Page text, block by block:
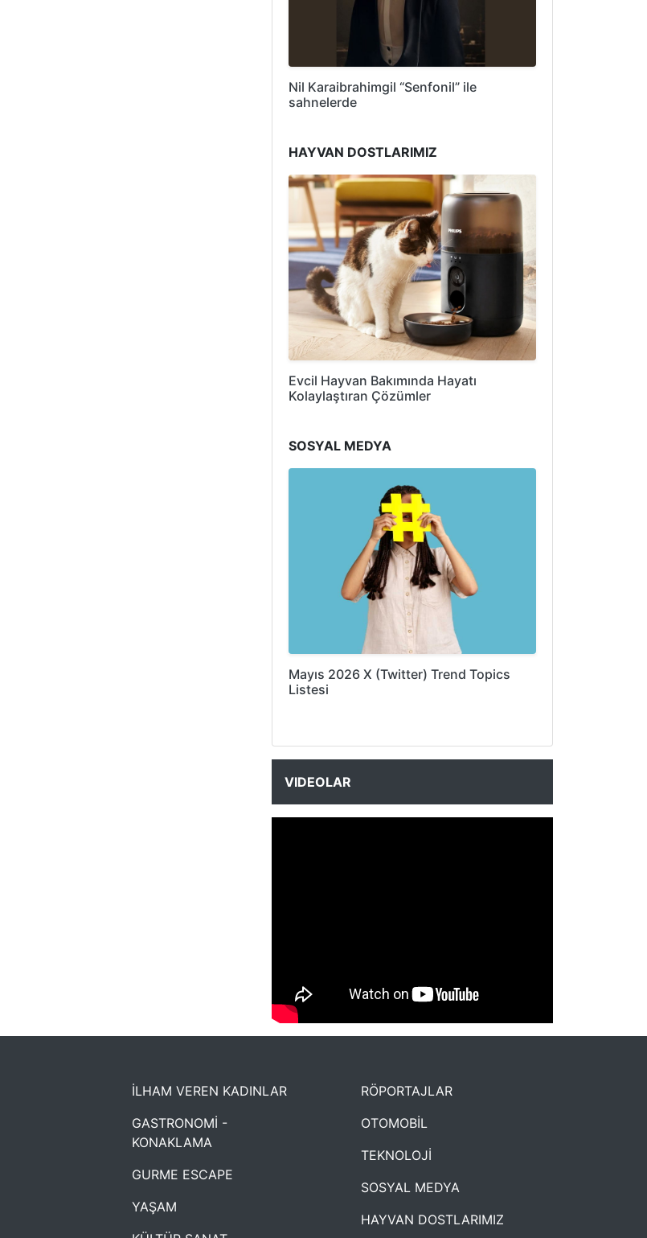
Nil Karaibrahimgil “Senfonil” ile
sahnelerde
HAYVAN DOSTLARIMIZ
Evcil Hayvan Bakımında Hayatı
Kolaylaştıran Çözümler
SOSYAL MEDYA
Mayıs 2026 X (Twitter) Trend Topics
Listesi
VIDEOLAR
NYXmag 2. Yaş Kutlama Etkinliği
İLHAM VEREN KADINLAR
GASTRONOMİ -
KONAKLAMA
GURME ESCAPE
YAŞAM
RÖPORTAJLAR
OTOMOBİL
TEKNOLOJİ
SOSYAL MEDYA
HAYVAN DOSTLARIMIZ